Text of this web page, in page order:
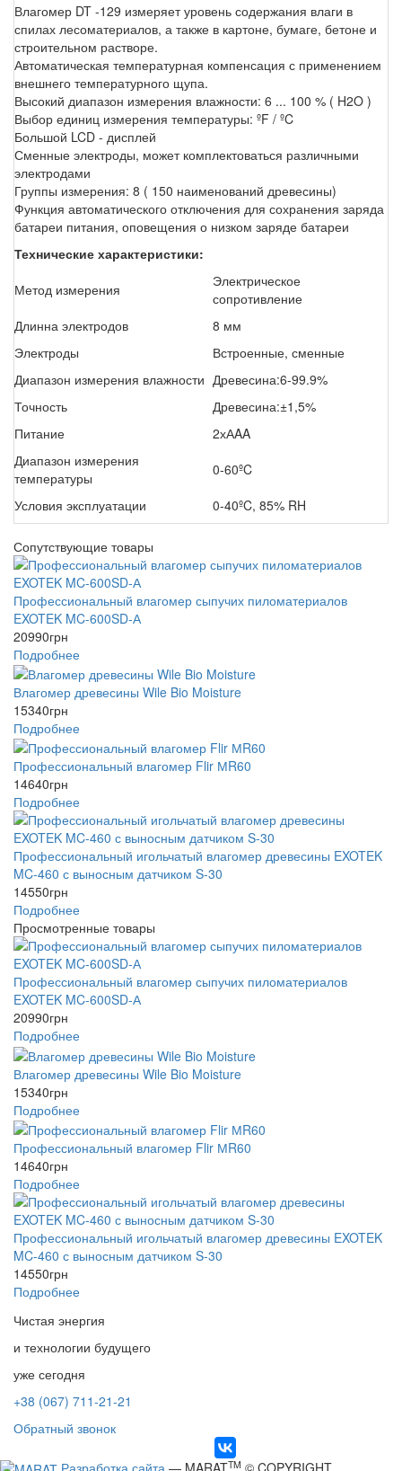
Влагомер DT -129 измеряет уровень содержания влаги в
спилах лесоматериалов, а также в картоне, бумаге, бетоне и
строительном растворе.
Автоматическая температурная компенсация с применением
внешнего температурного щупа.
Высокий диапазон измерения влажности: 6 ... 100 % ( H2O )
Выбор единиц измерения температуры: ºF / ºC
Большой LCD - дисплей
Сменные электроды, может комплектоваться различными
электродами
Группы измерения: 8 ( 150 наименований древесины)
Функция автоматического отключения для сохранения заряда
батареи питания, оповещения о низком заряде батареи
Технические характеристики:
Метод измерения
Электрическое
сопротивление
Длинна электродов
8 мм
Электроды
Встроенные, сменные
Диапазон измерения влажности Древесина:6-99.9%
Точность
Древесина:±1,5%
Питание
2хАAA
Диапазон измерения
температуры
0-60ºC
Условия эксплуатации
0-40ºC, 85% RH
Сопутствующие товары
Профессиональный влагомер сыпучих пиломатериалов
EXOTEK MC-600SD-А
20990грн
Подробнее
Влагомер древесины Wile Bio Moisture
15340грн
Подробнее
Профессиональный влагомер Flir МR60
14640грн
Подробнее
Профессиональный игольчатый влагомер древесины EXOTEK
MC-460 с выносным датчиком S-30
14550грн
Подробнее
Просмотренные товары
Профессиональный влагомер сыпучих пиломатериалов
EXOTEK MC-600SD-А
20990грн
Подробнее
Влагомер древесины Wile Bio Moisture
15340грн
Подробнее
Профессиональный влагомер Flir МR60
14640грн
Подробнее
Профессиональный игольчатый влагомер древесины EXOTEK
MC-460 с выносным датчиком S-30
14550грн
Подробнее
Чистая энергия
и технологии будущего
уже сегодня
+38 (067) 711-21-21
Обратный звонок
Разработка сайта — MARATTM © COPYRIGHT